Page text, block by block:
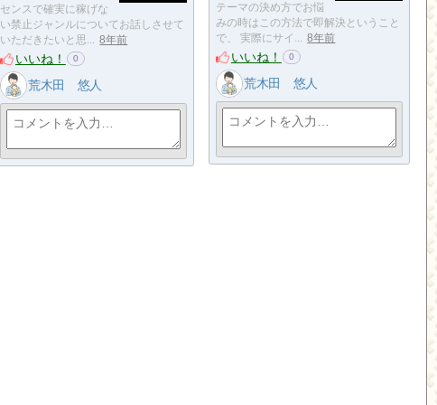
テーマの決め方でお悩
みの時はこの方法で即解決ということ
で、 実際にサイ... 8年前
いいね！ 0
荒木田 悠人
センスで確実に稼げな
い禁止ジャンルについてお話しさせて
いただきたいと思... 8年前
いいね！ 0
荒木田 悠人